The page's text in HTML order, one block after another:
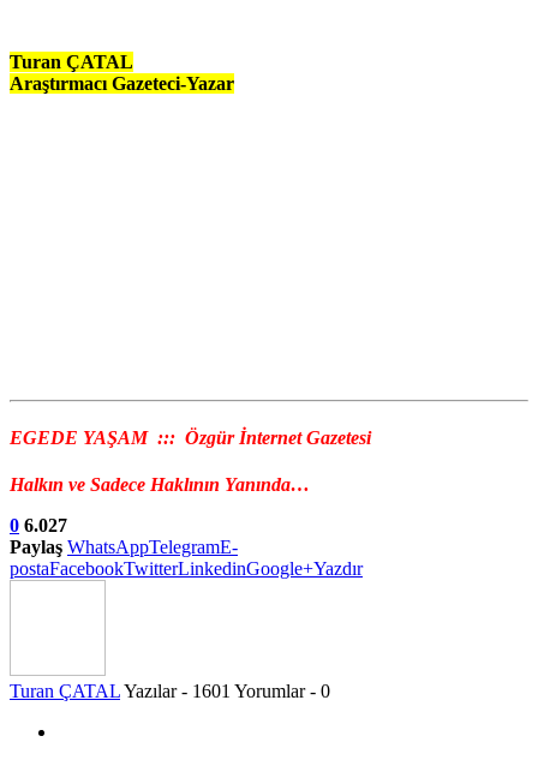
Turan ÇATAL
Araştırmacı Gazeteci-Yazar
EGEDE YAŞAM ::: Özgür İnternet Gazetesi
Halkın ve Sadece Haklının Yanında…
0 6.027
Paylaş WhatsAppTelegramE-
postaFacebookTwitterLinkedinGoogle+Yazdır
Turan ÇATALYazılar - 1601 Yorumlar - 0